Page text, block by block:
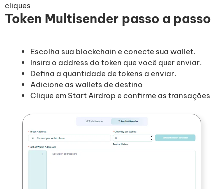
cliques
Token Multisender passo a passo
Escolha sua blockchain e conecte sua wallet.
Insira o address do token que você quer enviar.
Defina a quantidade de tokens a enviar.
Adicione as wallets de destino
Clique em Start Airdrop e confirme as transações